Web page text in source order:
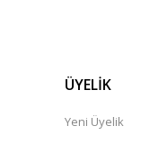
ÜYELİK
Yeni Üyelik